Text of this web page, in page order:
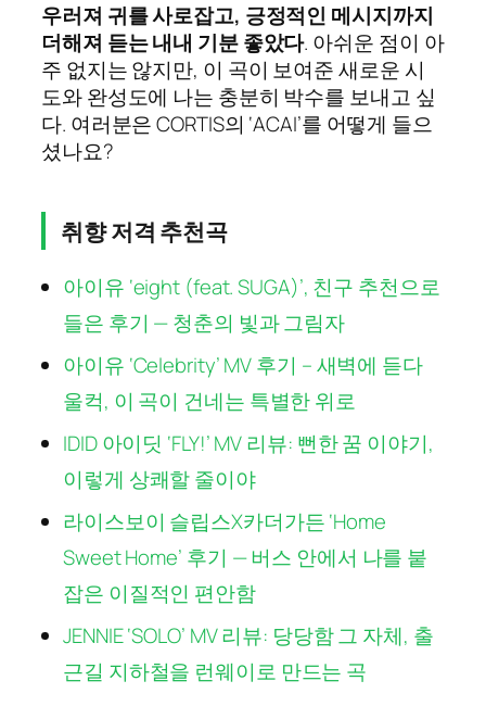
우러져 귀를 사로잡고, 긍정적인 메시지까지
더해져 듣는 내내 기분 좋았다. 아쉬운 점이 아
주 없지는 않지만, 이 곡이 보여준 새로운 시
도와 완성도에 나는 충분히 박수를 보내고 싶
다. 여러분은 CORTIS의 ‘ACAI’를 어떻게 들으
셨나요?
취향 저격 추천곡
아이유 ‘eight (feat. SUGA)’, 친구 추천으로
들은 후기 — 청춘의 빛과 그림자
아이유 ‘Celebrity’ MV 후기 – 새벽에 듣다
울컥, 이 곡이 건네는 특별한 위로
IDID 아이딧 ‘FLY!’ MV 리뷰: 뻔한 꿈 이야기,
이렇게 상쾌할 줄이야
라이스보이 슬립스X카더가든 ‘Home
Sweet Home’ 후기 — 버스 안에서 나를 붙
잡은 이질적인 편안함
JENNIE ‘SOLO’ MV 리뷰: 당당함 그 자체, 출
근길 지하철을 런웨이로 만드는 곡